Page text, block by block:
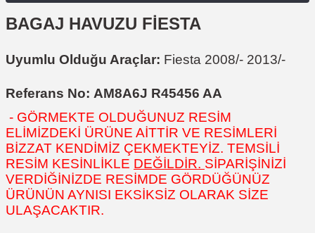
BAGAJ HAVUZU FİESTA
Uyumlu Olduğu Araçlar: Fiesta 2008/- 2013/-
Referans No: AM8A6J R45456 AA
- GÖRMEKTE OLDUĞUNUZ RESİM
ELİMİZDEKİ ÜRÜNE AİTTİR VE RESİMLERİ
BİZZAT KENDİMİZ ÇEKMEKTEYİZ. TEMSİLİ
RESİM KESİNLİKLE DEĞİLDİR. SİPARİŞİNİZİ
VERDİĞİNİZDE RESİMDE GÖRDÜĞÜNÜZ
ÜRÜNÜN AYNISI EKSİKSİZ OLARAK SİZE
ULAŞACAKTIR.